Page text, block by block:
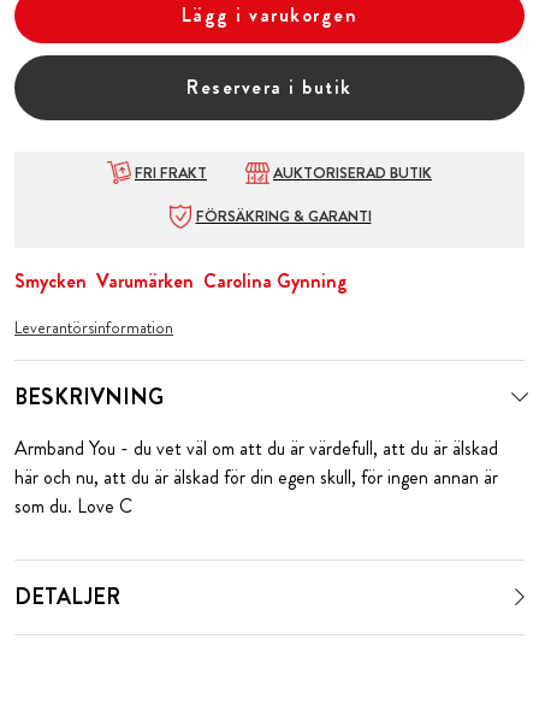
Lägg i varukorgen
Reservera i butik
FRI FRAKT
AUKTORISERAD BUTIK
FÖRSÄKRING & GARANTI
Smycken Varumärken Carolina Gynning
Leverantörsinformation
BESKRIVNING
Armband You - du vet väl om att du är värdefull, att du är älskad
här och nu, att du är älskad för din egen skull, för ingen annan är
som du. Love C
DETALJER